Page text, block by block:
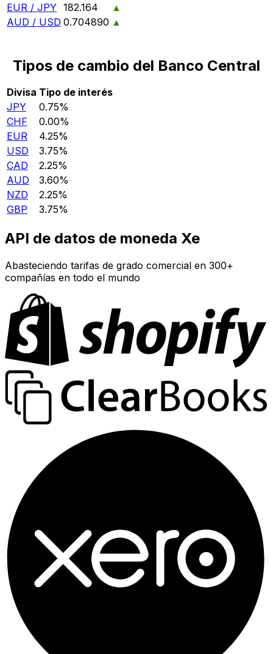
EUR / JPY 182.164
▲
AUD / USD 0.704890 ▲
Tipos de cambio del Banco Central
Divisa Tipo de interés
JPY
0.75%
CHF
0.00%
EUR
4.25%
USD
3.75%
CAD
2.25%
AUD
3.60%
NZD
2.25%
GBP
3.75%
API de datos de moneda Xe
Abasteciendo tarifas de grado comercial en 300+
compañías en todo el mundo